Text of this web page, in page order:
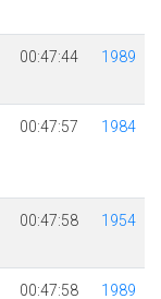
00:47:44 1989
00:47:57 1984
00:47:58 1954
00:47:58 1989